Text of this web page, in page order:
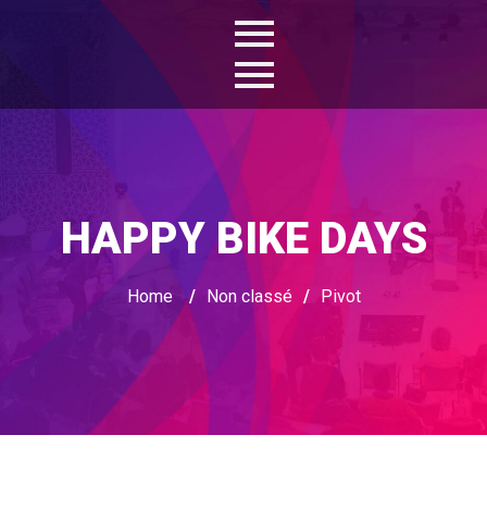
HAPPY BIKE DAYS
Home / Non classé / Pivot